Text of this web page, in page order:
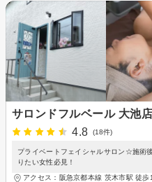
サロンドフルベール 大池店
4.8
(18件)
プライベートフェイシャルサロン☆施術
りたい女性必見！
アクセス：阪急京都本線 茨木市駅 徒